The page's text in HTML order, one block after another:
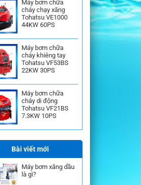
Máy bơm chữa
cháy chạy xăng
Tohatsu VE1000
44KW 60PS
Máy bơm chữa
cháy khiêng tay
Tohatsu VF53BS
22KW 30PS
Máy bơm chữa
cháy di động
Tohatsu VF21BS
7.3KW 10PS
Bài viết mới
Máy bơm xăng dầu
là gì?